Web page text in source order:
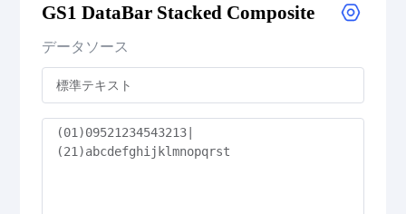
GS1 DataBar Expanded Composite
GS1 DataBar Expanded Stacked
GS1 DataBar Expanded Stacked Composite
GS1 DataBar Limited
GS1 DataBar Stacked Composite
データソース